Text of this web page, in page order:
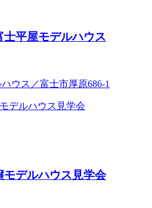
士平屋モデルハウス
ウス／富士市厚原686-1
モデルハウス見学会